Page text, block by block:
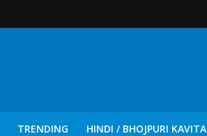
TRENDING HINDI / BHOJPURI KAVITA